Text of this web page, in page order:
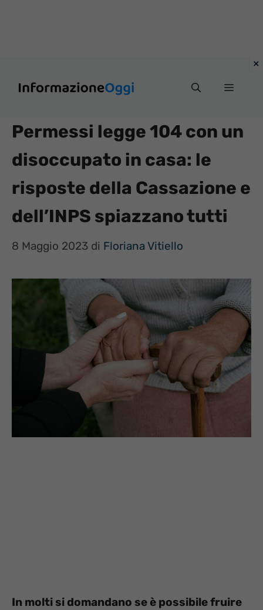
Menu
Permessi legge 104 con un
disoccupato in casa: le
risposte della Cassazione e
dell’INPS spiazzano tutti
8 Maggio 2023 di Floriana Vitiello
In molti si domandano se è possibile fruire